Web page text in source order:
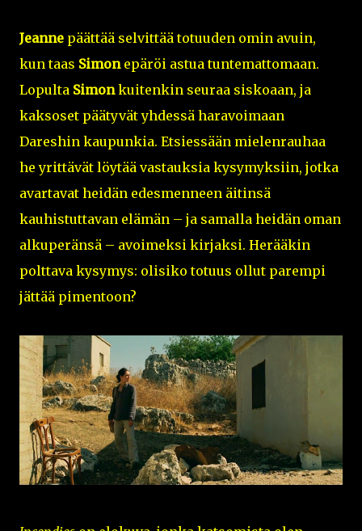
Jeanne päättää selvittää totuuden omin avuin,
kun taas Simon epäröi astua tuntemattomaan.
Lopulta Simonkuitenkin seuraa siskoaan, ja
kaksoset päätyvät yhdessä haravoimaan
Dareshin kaupunkia. Etsiessään mielenrauhaa
he yrittävät löytää vastauksia kysymyksiin, jotka
avartavat heidän edesmenneen äitinsä
kauhistuttavan elämän – ja samalla heidän oman
alkuperänsä – avoimeksi kirjaksi. Herääkin
polttava kysymys: olisiko totuus ollut parempi
jättää pimentoon?